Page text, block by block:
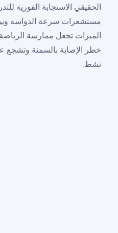
الحقيقي الاستجابة الفورية
مستشعرات سرعة الدواسة
الميزات تجعل ممارسة
خطر الإصابة بالسمنة وتشجع
نشط.